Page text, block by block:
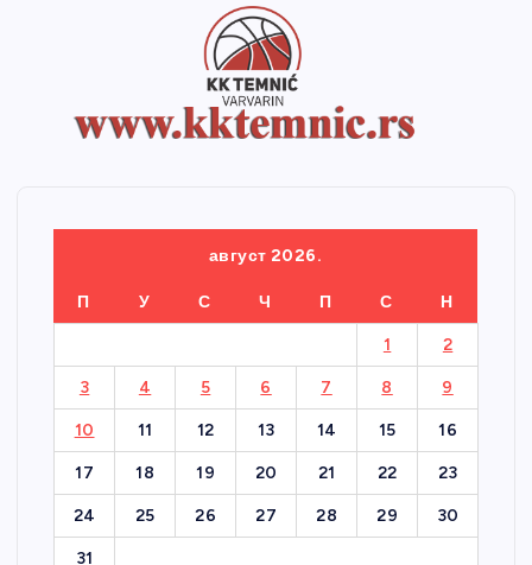
август 2026.
П У С Ч П С Н
1 2
3 4 5 6 7 8 9
10 11 12 13 14 15 16
17 18 19 20 21 22 23
24 25 26 27 28 29 30
31